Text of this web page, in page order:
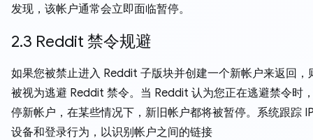
发现，该帐户通常会立即面临暂停。
2.3 Reddit 禁令规避
如果您被禁止进入 Reddit 子版块并创建一个新帐户来返回，
被视为逃避 Reddit 禁令。当 Reddit 认为您正在逃避禁令时
停新帐户，在某些情况下，新旧帐户都将被暂停。系统跟踪
设备和登录行为，以识别帐户之间的链接